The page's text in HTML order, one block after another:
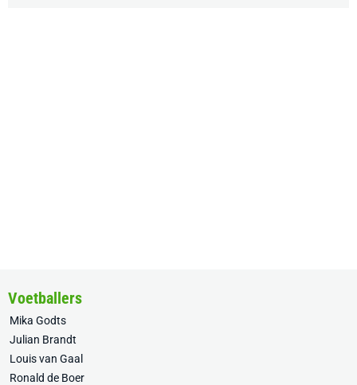
Voetballers
Mika Godts
Julian Brandt
Louis van Gaal
Ronald de Boer